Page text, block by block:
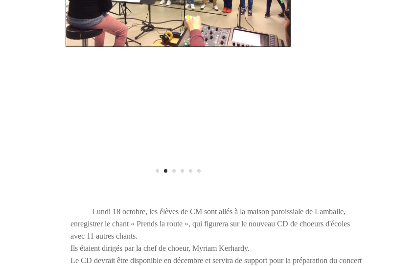
           Lundi 18 octobre, les élèves de CM sont allés à la maison paroissiale de Lamballe,
enregistrer le chant « Prends la route », qui figurera sur le nouveau CD de choeurs d'écoles
avec 11 autres chants.
Ils étaient dirigés par la chef de choeur, Myriam Kerhardy.
Le CD devrait être disponible en décembre et servira de support pour la préparation du concert